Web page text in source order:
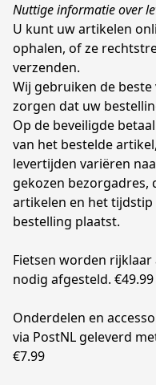
Nuttige informatie over
U kunt uw artikelen
ophalen, of ze
verzenden.
Wij gebruiken de
zorgen dat uw
Op de beveiligde
van het bestelde
levertijden variëren
gekozen bezorgadres,
artikelen en het
bestelling plaatst.
Fietsen worden
nodig afgesteld. €49.99
Onderdelen en
via PostNL geleverd
€7.99